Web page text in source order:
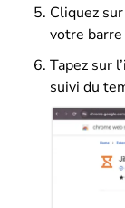
Cliquez
votre barre
Tapez sur
suivi du